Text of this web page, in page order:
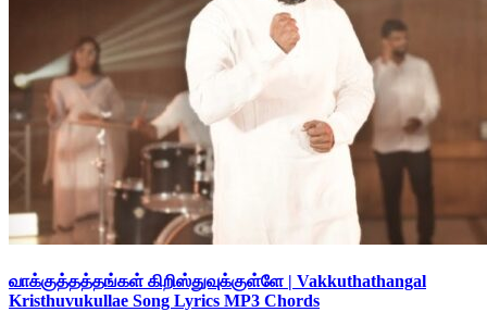
வாக்குத்தத்தங்கள் கிறிஸ்துவுக்குள்ளே | Vakkuthathangal
Kristhuvukullae Song Lyrics MP3 Chords